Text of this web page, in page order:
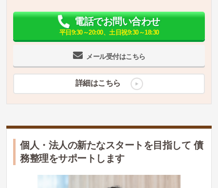
メール受付はこちら
電話でお問い合わせ
平日9:30～20:00、土日祝9:30～18:30
詳細はこちら
個人・法人の新たなスタートを目指して 債
務整理をサポートします